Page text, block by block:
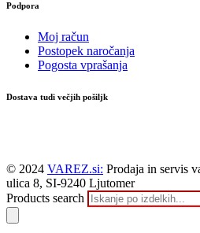
Podpora
Moj račun
Postopek naročanja
Pogosta vprašanja
Dostava tudi večjih pošiljk
© 2024 VAREZ.si: Prodaja in servis
ulica 8, SI-9240 Ljutomer
Products search